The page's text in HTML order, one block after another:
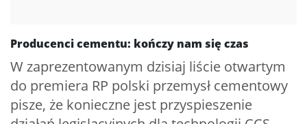
Producenci cementu: kończy nam się czas
W zaprezentowanym dzisiaj liście otwartym
do premiera RP polski przemysł cementowy
pisze, że konieczne jest przyspieszenie